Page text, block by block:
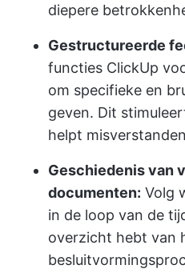
diepere
Gestructureerde
functies ClickUp
om specifieke en
geven. Dit
helpt
Geschiedenis van
documenten: Volg
in de loop van de
overzicht hebt van